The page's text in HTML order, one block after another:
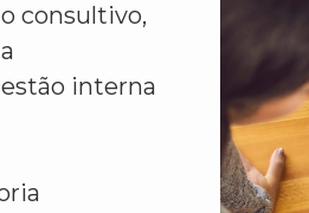
consultivo,
interna